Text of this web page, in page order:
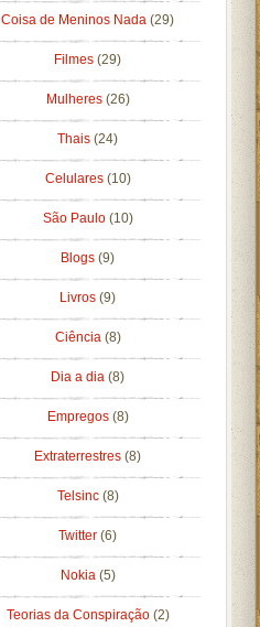
Coisa de Meninos Nada (29)
Filmes (29)
Mulheres (26)
Thais (24)
Celulares (10)
São Paulo (10)
Blogs (9)
Livros (9)
Ciência (8)
Dia a dia (8)
Empregos (8)
Extraterrestres (8)
Telsinc (8)
Twitter (6)
Nokia (5)
Teorias da Conspiração (2)